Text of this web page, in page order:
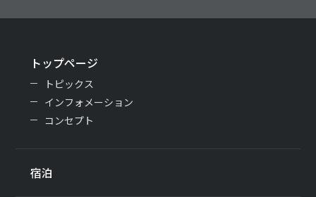
トップページ
トピックス
インフォメーション
コンセプト
宿泊